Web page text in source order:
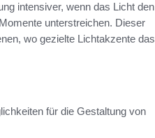
intensiver, wenn das Licht den
unterstreichen. Dieser
wo gezielte Lichtakzente das
für die Gestaltung von